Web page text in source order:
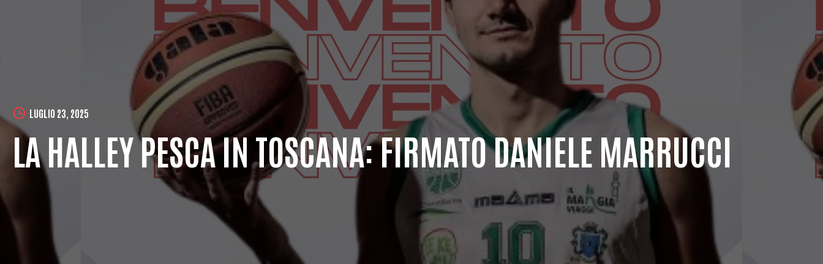
LUGLIO 23, 2025
LA HALLEY PESCA IN TOSCANA: FIRMATO DANIELE MARRUCCI